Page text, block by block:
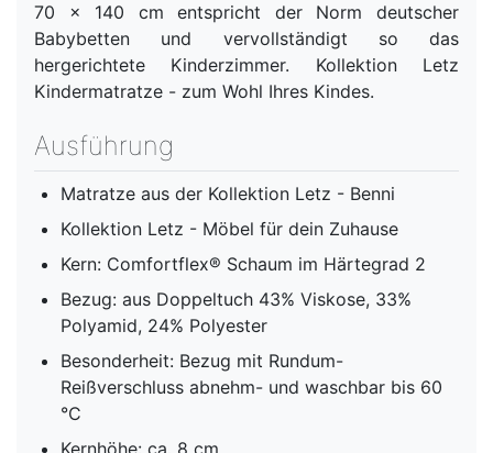
70 x 140 cm entspricht der Norm deutscher
Babybetten und vervollständigt so das
hergerichtete Kinderzimmer. Kollektion Letz
Kindermatratze - zum Wohl Ihres Kindes.
Ausführung
Matratze aus der Kollektion Letz - Benni
Kollektion Letz - Möbel für dein Zuhause
Kern: Comfortflex® Schaum im Härtegrad 2
Bezug: aus Doppeltuch 43% Viskose, 33%
Polyamid, 24% Polyester
Besonderheit: Bezug mit Rundum-
Reißverschluss abnehm- und waschbar bis 60
°C